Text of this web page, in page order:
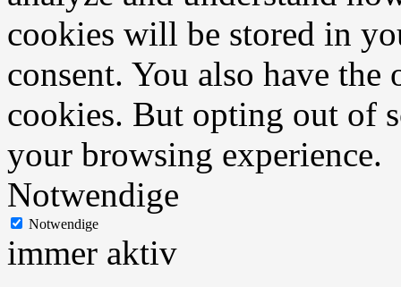
cookies will be stored in
consent. You also have
cookies. But opting out of
your browsing experience.
Notwendige
Notwendige
immer aktiv